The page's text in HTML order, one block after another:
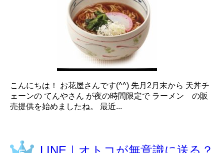
こんにちは！ お花屋さんです(^^) 先月2月末から 天丼チ
ェーンの てんやさん が夜の時間限定で ラーメン の販
売提供を始めましたね。 最近...
LINE｜オトコが無意識に送る？